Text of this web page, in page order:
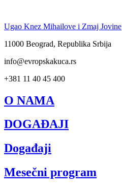
Ugao Knez Mihailove i Zmaj Jovine
11000 Beograd, Republika Srbija
info@evropskakuca.rs
+381 11 40 45 400
O NAMA
DOGAĐAJI
Događaji
Mesečni program